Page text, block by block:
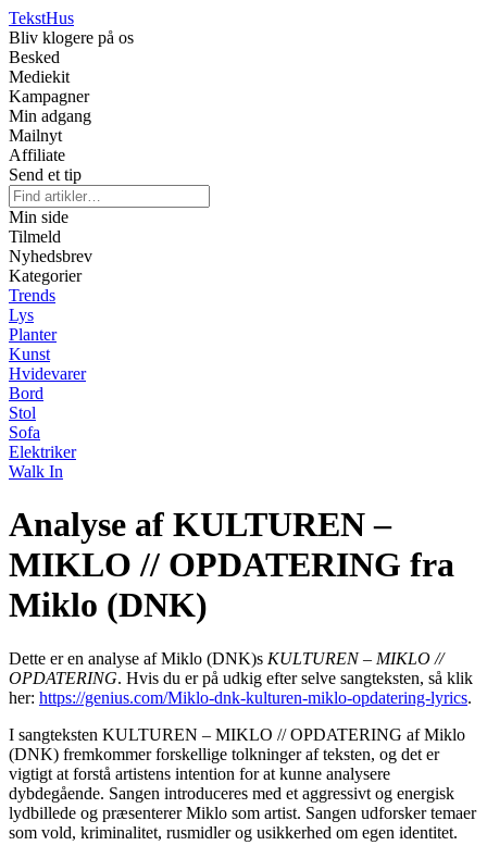
TekstHus
Bliv klogere på os
Besked
Mediekit
Kampagner
Min adgang
Mailnyt
Affiliate
Send et tip
Min side
Tilmeld
Nyhedsbrev
Kategorier
Trends
Lys
Planter
Kunst
Hvidevarer
Bord
Stol
Sofa
Elektriker
Walk In
Analyse af KULTUREN –
MIKLO // OPDATERING fra
Miklo (DNK)
Dette er en analyse af Miklo (DNK)s KULTUREN – MIKLO //
OPDATERING. Hvis du er på udkig efter selve sangteksten, så klik
her: https://genius.com/Miklo-dnk-kulturen-miklo-opdatering-lyrics.
I sangteksten KULTUREN – MIKLO // OPDATERING af Miklo
(DNK) fremkommer forskellige tolkninger af teksten, og det er
vigtigt at forstå artistens intention for at kunne analysere
dybdegående. Sangen introduceres med et aggressivt og energisk
lydbillede og præsenterer Miklo som artist. Sangen udforsker temaer
som vold, kriminalitet, rusmidler og usikkerhed om egen identitet.